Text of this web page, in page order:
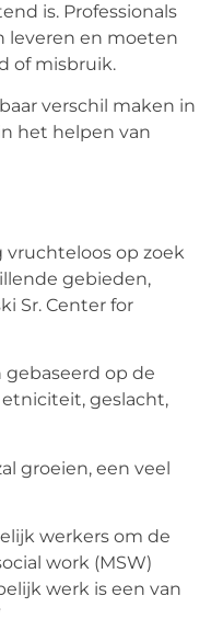
is. Professionals
leveren en moeten
of misbruik.
verschil maken in
het helpen van
op zoek
gebieden,
Sr. Center for
op de
geslacht,
groeien, een veel
werkers om de
work (MSW)
werk is een van